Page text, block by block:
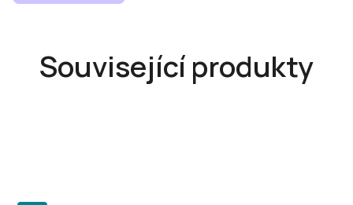
Související produkty